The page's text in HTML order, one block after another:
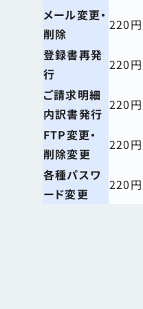
メール変更・
削除
220円
登録書再発
行
220
ご請求明細
内訳書発行
220
FTP変更・
削除変更
220
各種パスワ
ード変更
220